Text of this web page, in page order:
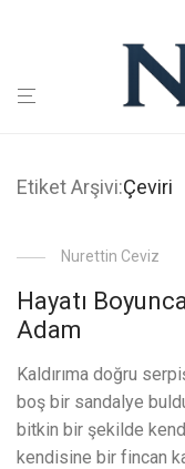
Etiket Arşivi:Çeviri
Nurettin Ceviz
Hayatı
Adam
Kaldırıma doğru
boş bir sandalye
bitkin bir şekilde
kendisine bir fincan